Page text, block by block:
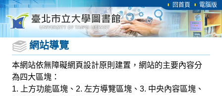
回首頁 電腦版
網站導覽
本網站依無障礙網頁設計原則建置，網站的主要內容分
為四大區塊：
1. 上方功能區塊、2. 左方導覽區塊、3. 中央內容區塊、